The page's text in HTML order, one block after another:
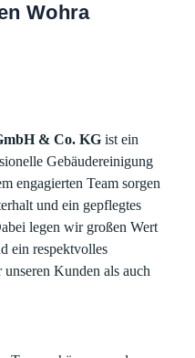
Wohra
& Co. KG ist ein
Gebäudereinigung
engagierten Team sorgen
und ein gepflegtes
legen wir großen Wert
ein respektvolles
Kunden als auch